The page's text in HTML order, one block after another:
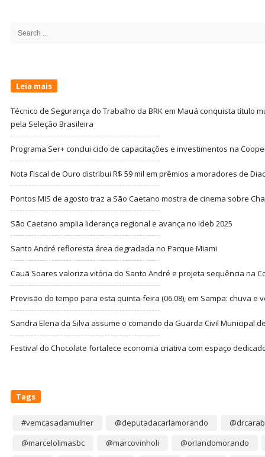
Search
Leia mais
Técnico de Segurança do Trabalho da BRK em Mauá conquista título
pela Seleção Brasileira
Programa Ser+ conclui ciclo de capacitações e investimentos na
Nota Fiscal de Ouro distribui R$ 59 mil em prêmios a moradores de
Pontos MIS de agosto traz a São Caetano mostra de cinema sobre
São Caetano amplia liderança regional e avança no Ideb 2025
Santo André refloresta área degradada no Parque Miami
Cauã Soares valoriza vitória do Santo André e projeta sequência na
Previsão do tempo para esta quinta-feira (06.08), em Sampa: chuva e
Sandra Elena da Silva assume o comando da Guarda Civil Municipal
Festival do Chocolate fortalece economia criativa com espaço
Tags
#vemcasadamulher @deputadacarlamorando
@marcelolimasbc
@marcovinholi @orlandomorando